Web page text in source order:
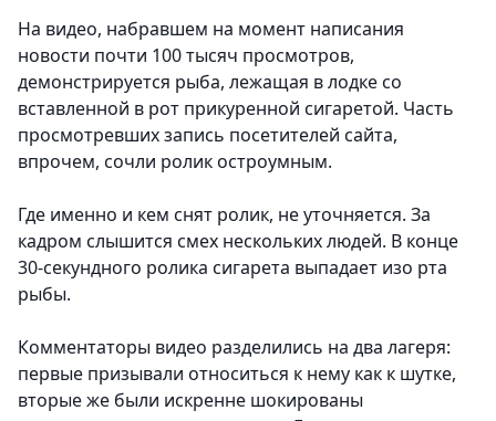
На видео, набравшем на момент написания
новости почти 100 тысяч просмотров,
демонстрируется рыба, лежащая в лодке со
вставленной в рот прикуренной сигаретой. Часть
просмотревших запись посетителей сайта,
впрочем, сочли ролик остроумным.
Где именно и кем снят ролик, не уточняется. За
кадром слышится смех нескольких людей. В конце
30-секундного ролика сигарета выпадает изо рта
рыбы.
Комментаторы видео разделились на два лагеря:
первые призывали относиться к нему как к шутке,
вторые же были искренне шокированы